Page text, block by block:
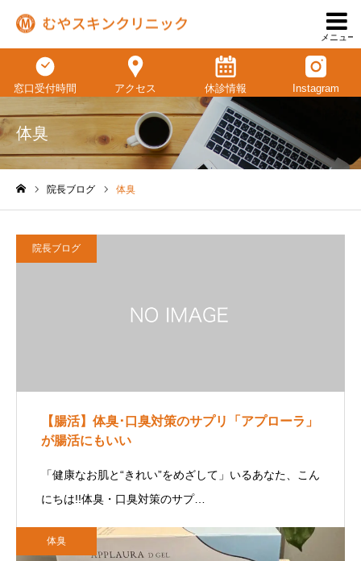
メニュー
窓口受付時間 アクセス 休診情報 Instagram
体臭
院長ブログ 体臭
院長ブログ
【腸活】体臭･口臭対策のサプリ「アプローラ」
が腸活にもいい
「健康なお肌と“きれい”をめざして」いるあなた、こん
にちは!!体臭・口臭対策のサプ…
体臭